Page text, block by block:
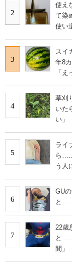
2
使え
て染
使い
3
スイ
年8
「
4
草刈
いた
い」
5
ライ
ら
う人
6
GU
と
7
22歳
と
間」